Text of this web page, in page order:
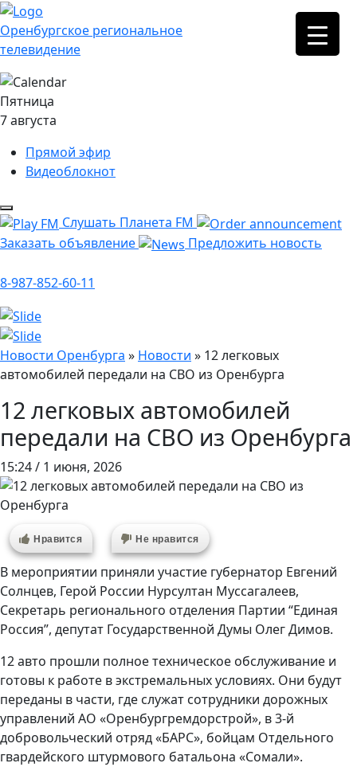
Оренбургское региональное
телевидение
Пятница
7 августа
Прямой эфир
Видеоблокнот
Слушать Планета FM
Заказать объявление
Предложить новость
8-987-852-60-11
Новости Оренбурга » Новости » 12 легковых
автомобилей передали на СВО из Оренбурга
12 легковых автомобилей
передали на СВО из Оренбурга
15:24 / 1 июня, 2026
Нравится Не нравится
В мероприятии приняли участие губернатор Евгений
Солнцев, Герой России Нурсултан Муссагалеев,
Секретарь регионального отделения Партии “Единая
Россия”, депутат Государственной Думы Олег Димов.
12 авто прошли полное техническое обслуживание и
готовы к работе в экстремальных условиях. Они будут
переданы в части, где служат сотрудники дорожных
управлений АО «Оренбургремдорстрой», в 3-й
добровольческий отряд «БАРС», бойцам Отдельного
гвардейского штурмового батальона «Сомали».